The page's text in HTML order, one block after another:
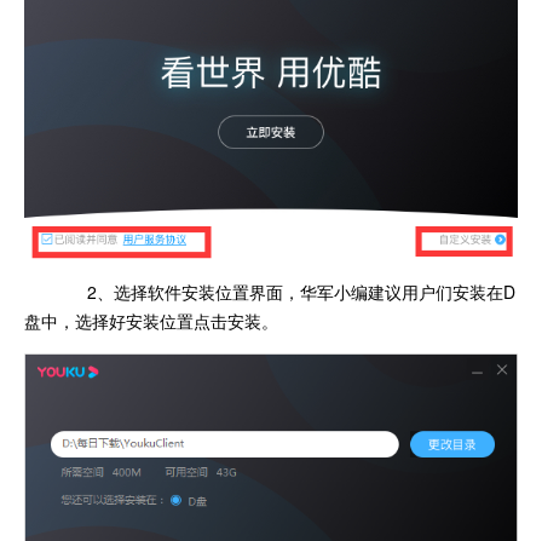
2、选择软件安装位置界面，华军小编建议用户们安装在D
盘中，选择好安装位置点击安装。